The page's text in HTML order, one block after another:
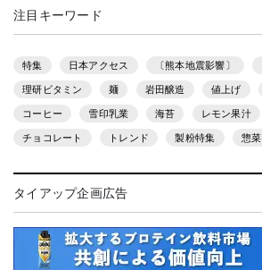
注目キーワード
特集 日本アクセス 〔熊本地震影響〕
理研ビタミン 麺 岩田醸造 値上げ
コーヒー 雪印乳業 海苔 レモン果汁
チョコレート トレンド 製粉特集 惣菜
タイアップ企画広告